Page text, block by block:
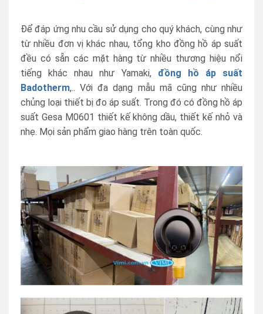
Để đáp ứng nhu cầu sử dụng cho quý khách, cùng như
từ nhiều đơn vị khác nhau, tổng kho đồng hồ áp suất
đều có sẵn các mặt hàng từ nhiều thương hiệu nổi
tiếng khác nhau như Yamaki, đồng hồ áp suất
Badotherm,.. Với đa dạng mẫu mã cũng như nhiều
chủng loại thiết bị đo áp suất. Trong đó có đồng hồ áp
suất Gesa M0601 thiết kế không dầu, thiết kế nhỏ và
nhẹ. Mọi sản phẩm giao hàng trên toàn quốc.